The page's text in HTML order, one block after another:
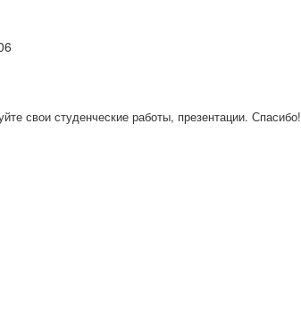
свои студенческие работы, презентации. Спасибо!